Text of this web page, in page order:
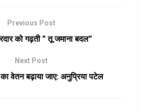
Previous Post
को गढ़ती ” तू जमाना बदल”
Next Post
वेतन बढ़ाया जाए: अनुप्रिया पटेल